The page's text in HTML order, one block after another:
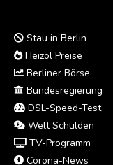
Stau in Berlin
Heizöl Preise
Berliner Börse
Bundesregierung
DSL-Speed-Test
Welt Schulden
TV-Programm
Corona-News